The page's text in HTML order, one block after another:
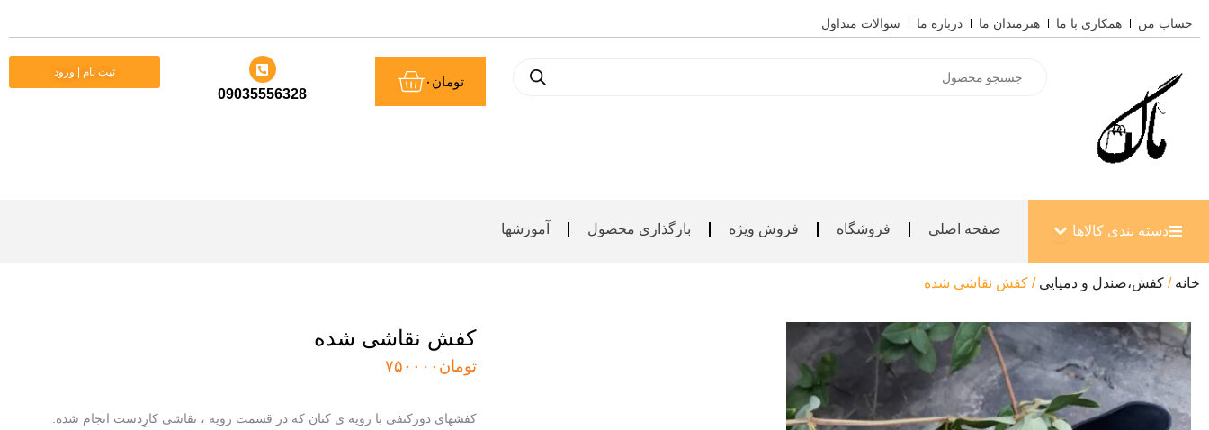
به
حساب من همکاری با ما هنرمندان ما درباره ما سوالات متداول
search
تومان ۰سبد
خرید
09035556328
ثبت نام | ورود
دسته بندی کالاها باز کردن دسته بندی کالاها
صفحه اصلی فروشگاه فروش ویژه بارگذاری محصول آموزشها
خانه / کفش،صندل و دمپایی / کفش نقاشی شده
کفش نقاشی شده
تومان ۷۵۰۰۰۰
کفشهای دورکنفی با رویه ی کتان که در قسمت رویه ، نقاشی کارِدست انجام شده.